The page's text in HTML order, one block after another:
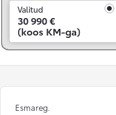
Valitud
30 990 €
(koos KM-ga)
Esmareg.